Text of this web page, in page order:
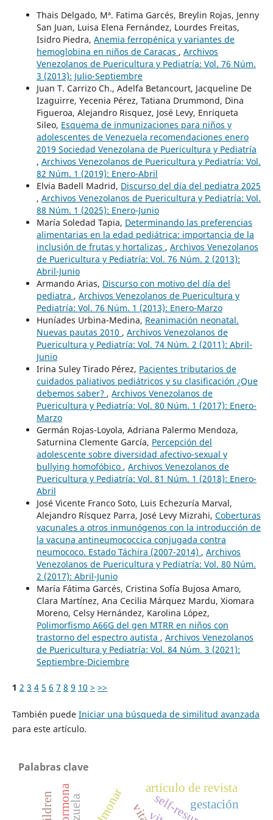
Thais Delgado, Mª. Fatima Garcés, Breylin Rojas, Jenny
San Juan, Luisa Elena Fernández, Lourdes Freitas,
Isidro Piedra, Anemia ferropénica y variantes de
hemoglobina en niños de Caracas , Archivos
Venezolanos de Puericultura y Pediatría: Vol. 76 Núm.
3 (2013): Julio-Septiembre
Juan T. Carrizo Ch., Adelfa Betancourt, Jacqueline De
Izaguirre, Yecenia Pérez, Tatiana Drummond, Dina
Figueroa, Alejandro Risquez, José Levy, Enriqueta
Sileo, Esquema de inmunizaciones para niños y
adolescentes de Venezuela recomendaciones enero
2019 Sociedad Venezolana de Puericultura y Pediatría
, Archivos Venezolanos de Puericultura y Pediatría: Vol.
82 Núm. 1 (2019): Enero-Abril
Elvia Badell Madrid, Discurso del día del pediatra 2025
, Archivos Venezolanos de Puericultura y Pediatría: Vol.
88 Núm. 1 (2025): Enero-Junio
María Soledad Tapia, Determinando las preferencias
alimentarias en la edad pediátrica: importancia de la
inclusión de frutas y hortalizas , Archivos Venezolanos
de Puericultura y Pediatría: Vol. 76 Núm. 2 (2013):
Abril-Junio
Armando Arias, Discurso con motivo del día del
pediatra , Archivos Venezolanos de Puericultura y
Pediatría: Vol. 76 Núm. 1 (2013): Enero-Marzo
Huníades Urbina-Medina, Reanimación neonatal.
Nuevas pautas 2010 , Archivos Venezolanos de
Puericultura y Pediatría: Vol. 74 Núm. 2 (2011): Abril-
Junio
Irina Suley Tirado Pérez, Pacientes tributarios de
cuidados paliativos pediátricos y su clasificación ¿Que
debemos saber? , Archivos Venezolanos de
Puericultura y Pediatría: Vol. 80 Núm. 1 (2017): Enero-
Marzo
Germán Rojas-Loyola, Adriana Palermo Mendoza,
Saturnina Clemente García, Percepción del
adolescente sobre diversidad afectivo-sexual y
bullying homofóbico , Archivos Venezolanos de
Puericultura y Pediatría: Vol. 81 Núm. 1 (2018): Enero-
Abril
José Vicente Franco Soto, Luis Echezuría Marval,
Alejandro Rísquez Parra, José Levy Mizrahi, Coberturas
vacunales a otros inmunógenos con la introducción de
la vacuna antineumococcica conjugada contra
neumococo. Estado Táchira (2007-2014) , Archivos
Venezolanos de Puericultura y Pediatría: Vol. 80 Núm.
2 (2017): Abril-Junio
María Fátima Garcés, Cristina Sofía Bujosa Amaro,
Clara Martínez, Ana Cecilia Márquez Mardu, Xiomara
Moreno, Celsy Hernández, Karolina López,
Polimorfismo A66G del gen MTRR en niños con
trastorno del espectro autista , Archivos Venezolanos
de Puericultura y Pediatría: Vol. 84 Núm. 3 (2021):
Septiembre-Diciembre
1 2 3 4 5 6 7 8 9 10 > >>
También puede Iniciar una búsqueda de similitud avanzada
para este artículo.
Palabras clave
gestación
artículo de revista